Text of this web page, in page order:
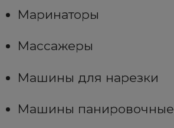
Маринаторы
Массажеры
Машины для нарезки
Машины панировочные